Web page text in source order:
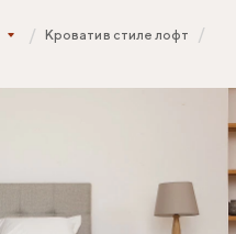
Кровати в стиле лофт